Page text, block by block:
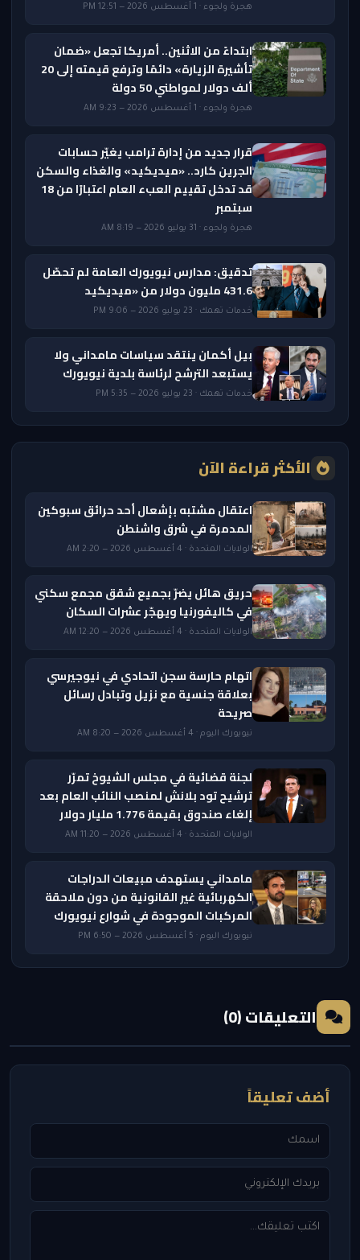
هجرة ولجوء · 1 أغسطس 2026 — 12:51 PM
ابتداءً من الاثنين.. أمريكا تجعل «ضمان
تأشيرة الزيارة» دائمًا وترفع قيمته إلى 20
ألف دولار لمواطني 50 دولة
هجرة ولجوء · 1 أغسطس 2026 — 9:23 AM
قرار جديد من إدارة ترامب يغيّر حسابات
الجرين كارد.. «ميديكيد» والغذاء والسكن
قد تدخل تقييم العبء العام اعتبارًا من 18
سبتمبر
هجرة ولجوء · 31 يوليو 2026 — 8:19 AM
تدقيق: مدارس نيويورك العامة لم تحصّل
431.6 مليون دولار من «ميديكيد
خدمات تهمك · 23 يوليو 2026 — 9:06 PM
بيل أكمان ينتقد سياسات مامداني ولا
يستبعد الترشح لرئاسة بلدية نيويورك
خدمات تهمك · 23 يوليو 2026 — 5:35 PM
الأكثر قراءة الآن
اعتقال مشتبه بإشعال أحد حرائق سبوكين
المدمرة في شرق واشنطن
الولايات المتحدة · 4 أغسطس 2026 — 2:20 AM
حريق هائل يضرّ بجميع شقق مجمع سكني
في كاليفورنيا ويهجّر عشرات السكان
الولايات المتحدة · 4 أغسطس 2026 — 12:20 AM
اتهام حارسة سجن اتحادي في نيوجيرسي
بعلاقة جنسية مع نزيل وتبادل رسائل
صريحة
نيويورك اليوم · 4 أغسطس 2026 — 8:20 AM
لجنة قضائية في مجلس الشيوخ تمرّر
ترشيح تود بلانش لمنصب النائب العام بعد
إلغاء صندوق بقيمة 1.776 مليار دولار
الولايات المتحدة · 4 أغسطس 2026 — 11:20 AM
مامداني يستهدف مبيعات الدراجات
الكهربائية غير القانونية من دون ملاحقة
المركبات الموجودة في شوارع نيويورك
نيويورك اليوم · 5 أغسطس 2026 — 6:50 PM
التعليقات (0)
أضف تعليقاً